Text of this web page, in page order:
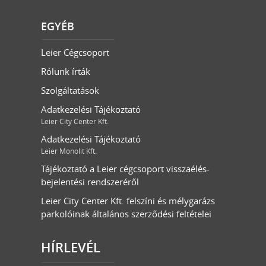
EGYÉB
Leier Cégcsoport
Rólunk írták
Szolgáltatások
Adatkezelési Tájékoztató
Leier City Center Kft.
Adatkezelési Tájékoztató
Leier Monolit Kft.
Tájékoztató a Leier cégcsoport visszaélés-
bejelentési rendszeréről
Leier City Center Kft. felszíni és mélygarázs
parkolóinak általános szerződési feltételei
HÍRLEVÉL